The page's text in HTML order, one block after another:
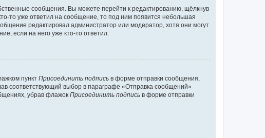
сообщения. Вы можете перейти к редактированию, щёлкнув
то уже ответил на сообщение, то под ним появится небольшая
редактировал администратор или модератор, хотя они могут
если на него уже кто-то ответил.
пункт Присоединить подпись в форме отправки сообщения,
соответствующий выбор в параграфе «Отправка сообщений»
убрав флажок Присоединить подпись в форме отправки